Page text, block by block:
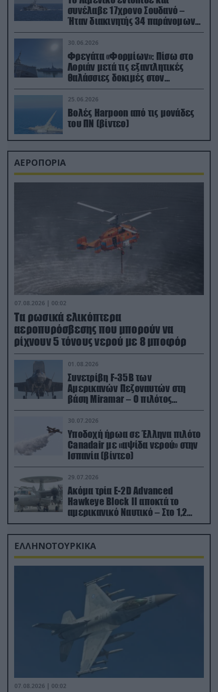
συνέλαβε 17χρονο Σουδανό –
Ήταν διακινητής 34 παράνομων
μεταναστών
30.06.2026
Φρεγάτα «Φορμίων»: Πίσω στο
Λοριάν μετά τις εξαντλητικές
θαλάσσιες δοκιμές στον
απαιτητικό Βισκαϊκό
25.06.2026
Βολές Harpoon από τις μονάδες
του ΠΝ (βίντεο)
ΑΕΡΟΠΟΡΙΑ
07.08.2026 | 00:02
Τα ρωσικά ελικόπτερα
αεροπυρόσβεσης που μπορούν να
ρίχνουν 5 τόνους νερού με 8 μποφόρ
01.08.2026
Συνετρίβη F-35B των
Αμερικανών Πεζοναυτών στη
βάση Miramar – Ο πιλότος
εκτινάχθηκε εγκαίρως
30.07.2026
Υποδοχή ήρωα σε Έλληνα πιλότο
Canadair με «αψίδα νερού» στην
Ισπανία (βίντεο)
29.07.2026
Ακόμα τρία E-2D Advanced
Hawkeye Block II αποκτά το
αμερικανικό Ναυτικό – Στο 1,2
δισ.δολάρια το κόστος
ΕΛΛΗΝΟΤΟΥΡΚΙΚΑ
07.08.2026 | 00:02